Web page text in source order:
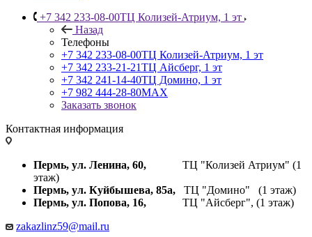
+7 342 233-08-00ТЦ Колизей-Атриум, 1 эт
Назад
Телефоны
+7 342 233-08-00ТЦ Колизей-Атриум, 1 эт
+7 342 233-21-21ТЦ Айсберг, 1 эт
+7 342 241-14-40ТЦ Домино, 1 эт
+7 982 444-28-80MAX
Заказать звонок
Контактная информация
Пермь, ул. Ленина, 60, ТЦ "Колизей Атриум" (1
этаж)
Пермь, ул. Куйбышева, 85а, ТЦ "Домино" (1 этаж)
Пермь, ул. Попова, 16, ТЦ "Айсберг", (1 этаж)
zakazlinz59@mail.ru